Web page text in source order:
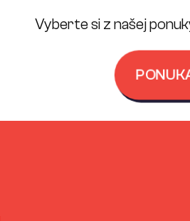
Vyberte si z našej